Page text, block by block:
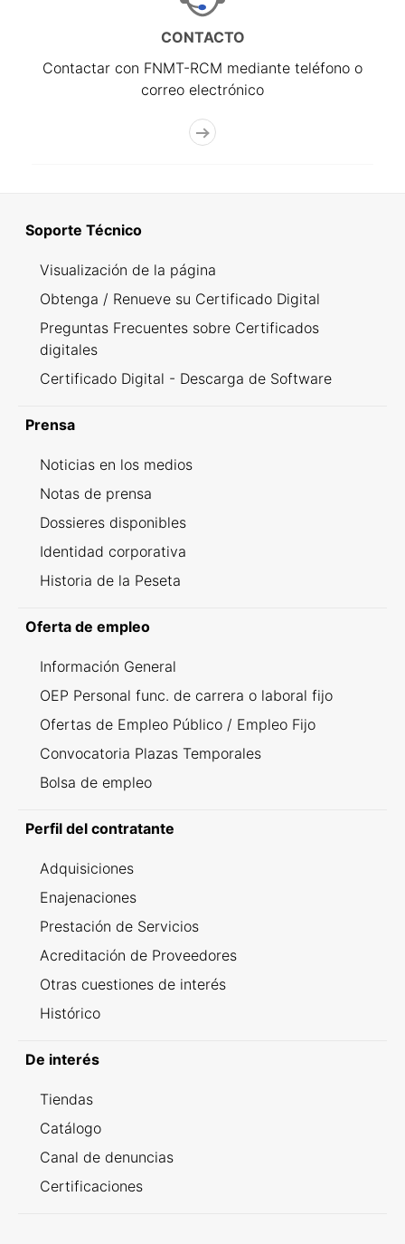
CONTACTO
Contactar con FNMT-RCM mediante teléfono o
correo electrónico
Soporte Técnico
Visualización de la página
Obtenga / Renueve su Certificado Digital
Preguntas Frecuentes sobre Certificados
digitales
Certificado Digital - Descarga de Software
Prensa
Noticias en los medios
Notas de prensa
Dossieres disponibles
Identidad corporativa
Historia de la Peseta
Oferta de empleo
Información General
OEP Personal func. de carrera o laboral fijo
Ofertas de Empleo Público / Empleo Fijo
Convocatoria Plazas Temporales
Bolsa de empleo
Perfil del contratante
Adquisiciones
Enajenaciones
Prestación de Servicios
Acreditación de Proveedores
Otras cuestiones de interés
Histórico
De interés
Tiendas
Catálogo
Canal de denuncias
Certificaciones